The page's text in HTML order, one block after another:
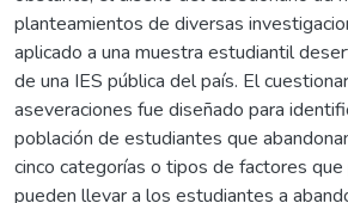
planteamientos de diversas
aplicado a una muestra estudiantil
de una IES pública del país. El
aseveraciones fue diseñado para
población de estudiantes que
cinco categorías o tipos de factores
pueden llevar a los estudiantes a